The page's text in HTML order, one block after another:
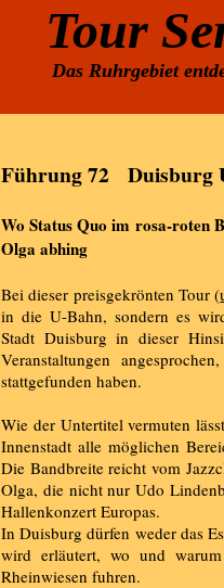
Tour
Das Ruhrgebiet
Führung 72 Duisburg
Wo Status Quo im rosa-roten
Olga abhing
Bei dieser preisgekrönten Tour (
in die U-Bahn, sondern es
Stadt Duisburg in dieser
Veranstaltungen
stattgefunden haben.
Wie der Untertitel vermuten
Innenstadt alle möglichen
Die Bandbreite reicht vom
Olga, die nicht nur Udo
Hallenkonzert Europas.
In Duisburg dürfen weder das
wird erläutert, wo und
Rheinwiesen fuhren.